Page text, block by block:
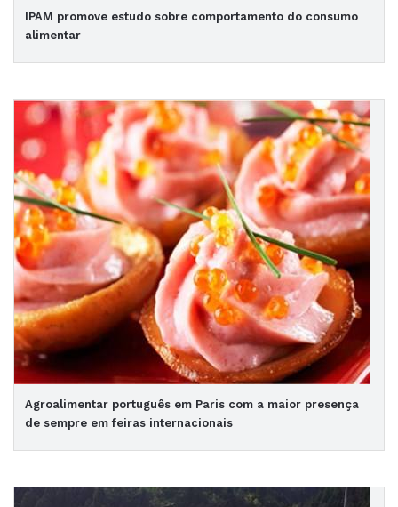
IPAM promove estudo sobre comportamento do consumo
alimentar
Agroalimentar português em Paris com a maior presença
de sempre em feiras internacionais